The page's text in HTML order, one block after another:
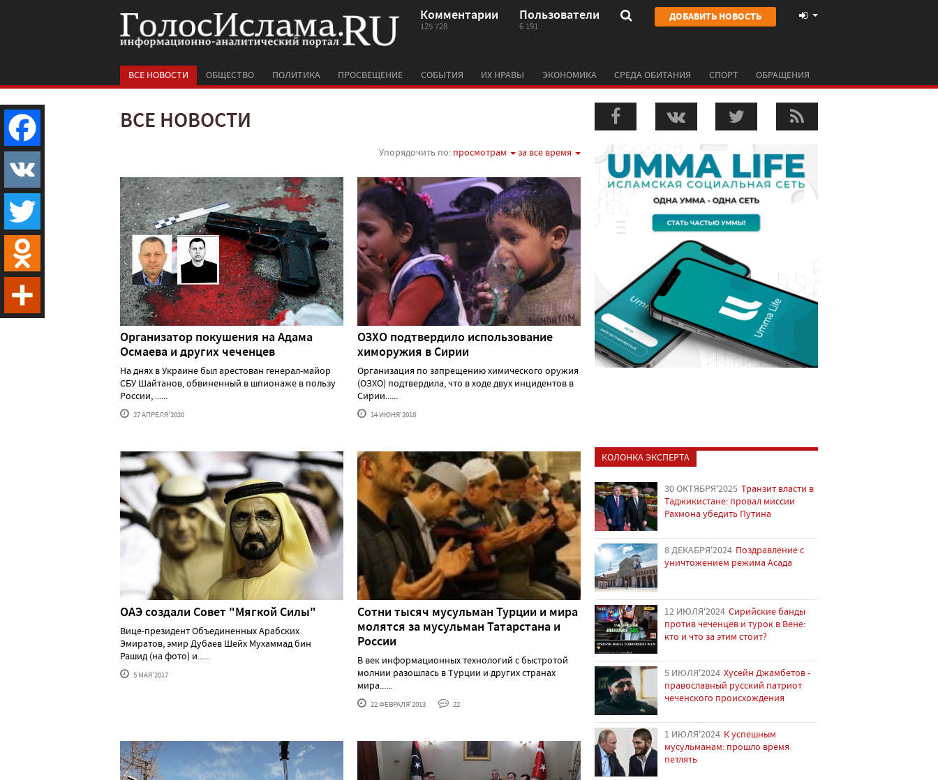
Комментарии
125 728
Пользователи
6 191
ДОБАВИТЬ НОВОСТЬ
ВСЕ НОВОСТИ ОБЩЕСТВО ПОЛИТИКА ПРОСВЕЩЕНИЕ СОБЫТИЯ ИХ НРАВЫ ЭКОНОМИКА СРЕДА ОБИТАНИЯ СПОРТ ОБРАЩЕНИЯ
ВСЕ НОВОСТИ
Упорядочить по: просмотрам за все время
Организатор покушения на Адама
Осмаева и других чеченцев
На днях в Украине был арестован генерал-майор
СБУ Шайтанов, обвиненный в шпионаже в пользу
России, ......
27 АПРЕЛЯ'2020
ОЗХО подтвердило использование
химоружия в Сирии
Организация по запрещению химического оружия
(ОЗХО) подтвердила, что в ходе двух инцидентов в
Сирии......
14 ИЮНЯ'2018
ОАЭ создали Совет "Мягкой Силы"
Вице-президент Объединенных Арабских
Эмиратов, эмир Дубаев Шейх Мухаммад бин
Рашид (на фото) и......
5 МАЯ'2017
Сотни тысяч мусульман Турции и мира
молятся за мусульман Татарстана и
России
В век информационных технологий с быстротой
молнии разошлась в Турции и других странах
мира......
22 ФЕВРАЛЯ'2013 22
КОЛОНКА ЭКСПЕРТА
30 ОКТЯБРЯ'2025 Транзит власти в
Таджикистане: провал миссии
Рахмона убедить Путина
8 ДЕКАБРЯ'2024 Поздравление с
уничтожением режима Асада
12 ИЮЛЯ'2024 Сирийские банды
против чеченцев и турок в Вене:
кто и что за этим стоит?
5 ИЮЛЯ'2024 Хусейн Джамбетов -
православный русский патриот
чеченского происхождения
1 ИЮЛЯ'2024 К успешным
мусульманам: прошло время
петлять
Facebook
VK
Twitter
Odnoklassniki